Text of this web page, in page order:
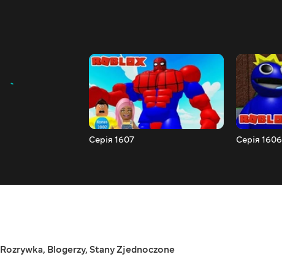
Серія 1607 Серія 1606
Rozrywka, Blogerzy, Stany Zjednoczone